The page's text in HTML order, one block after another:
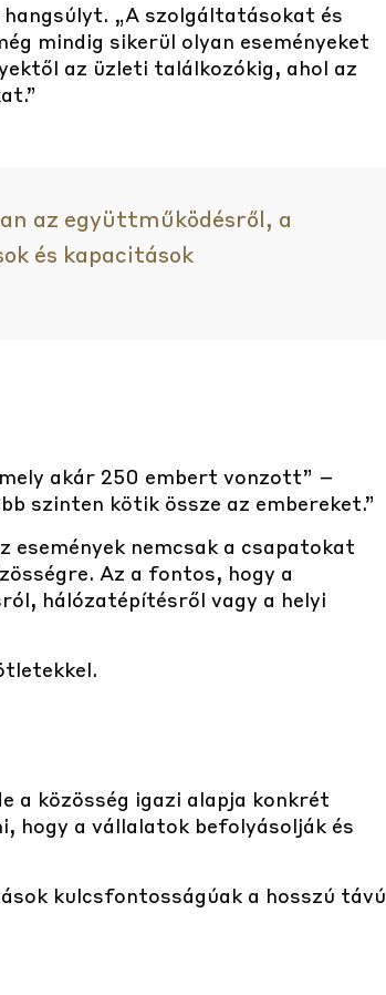
„A szolgáltatásokat és
mindig sikerül olyan eseményeket
az üzleti találkozókig, ahol az
az együttműködésről, a
és kapacitások
akár 250 embert vonzott” –
szinten kötik össze az embereket.”
események nemcsak a csapatokat
Az a fontos, hogy a
hálózatépítésről vagy a helyi
a közösség igazi alapja konkrét
hogy a vállalatok befolyásolják és
kulcsfontosságúak a hosszú távú